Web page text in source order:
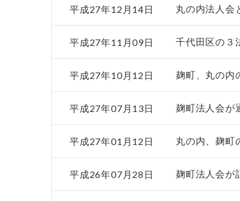
平成27年12月14日 丸の内法人会
平成27年11月09日 千代田区の３
平成27年10月12日 麹町、丸の内
平成27年07月13日 麹町法人会が
平成27年01月12日 丸の内、麹町
平成26年07月28日 麹町法人会が